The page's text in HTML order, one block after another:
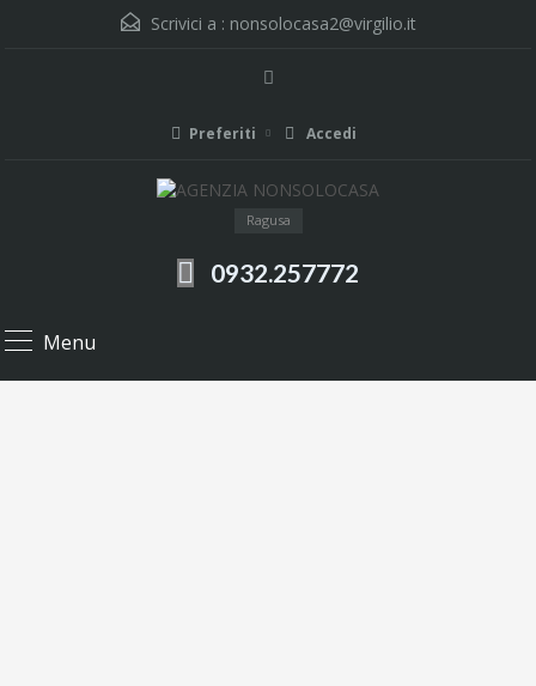
Scrivici a : nonsolocasa2@virgilio.it
Preferiti Accedi
Ragusa
0932.257772
Menu